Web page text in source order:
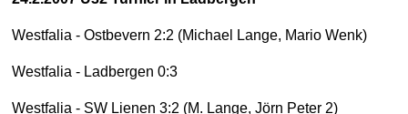
Westfalia - Ostbevern 2:2 (Michael Lange, Mario Wenk)
Westfalia - Ladbergen 0:3
Westfalia - SW Lienen 3:2 (M. Lange, Jörn Peter 2)